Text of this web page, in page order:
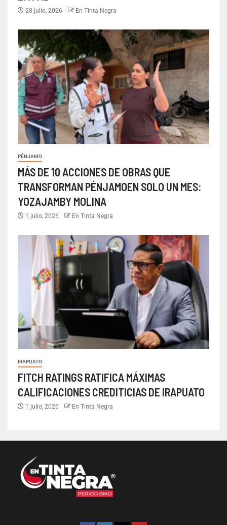
28 julio, 2026 En Tinta Negra
PÉNJAMO
MÁS DE 10 ACCIONES DE OBRAS QUE
TRANSFORMAN PÉNJAMOEN SOLO UN MES:
YOZAJAMBY MOLINA
1 julio, 2026 En Tinta Negra
IRAPUATO
FITCH RATINGS RATIFICA MÁXIMAS
CALIFICACIONES CREDITICIAS DE IRAPUATO
1 julio, 2026 En Tinta Negra